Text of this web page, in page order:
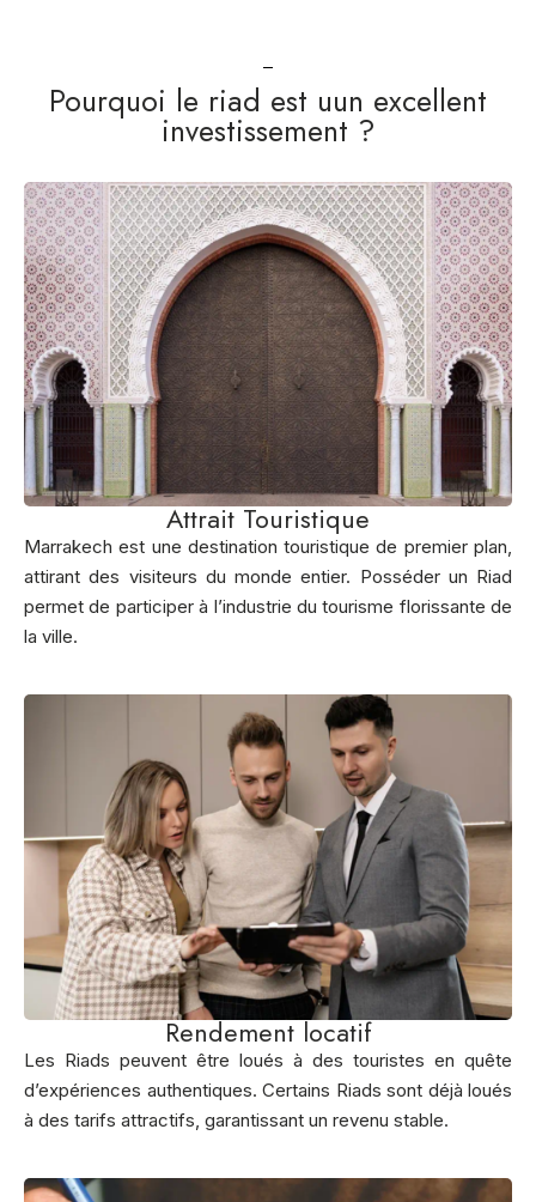
Pourquoi le riad est uun excellent
investissement ?
Attrait Touristique
Marrakech est une destination touristique de premier plan,
attirant des visiteurs du monde entier. Posséder un Riad
permet de participer à l’industrie du tourisme florissante de
la ville.
Rendement locatif
Les Riads peuvent être loués à des touristes en quête
d’expériences authentiques. Certains Riads sont déjà loués
à des tarifs attractifs, garantissant un revenu stable.